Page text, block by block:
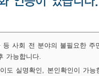
사회 전 분야의 불필요한 주
가능합니다.
도 실명확인, 본인확인이 가능